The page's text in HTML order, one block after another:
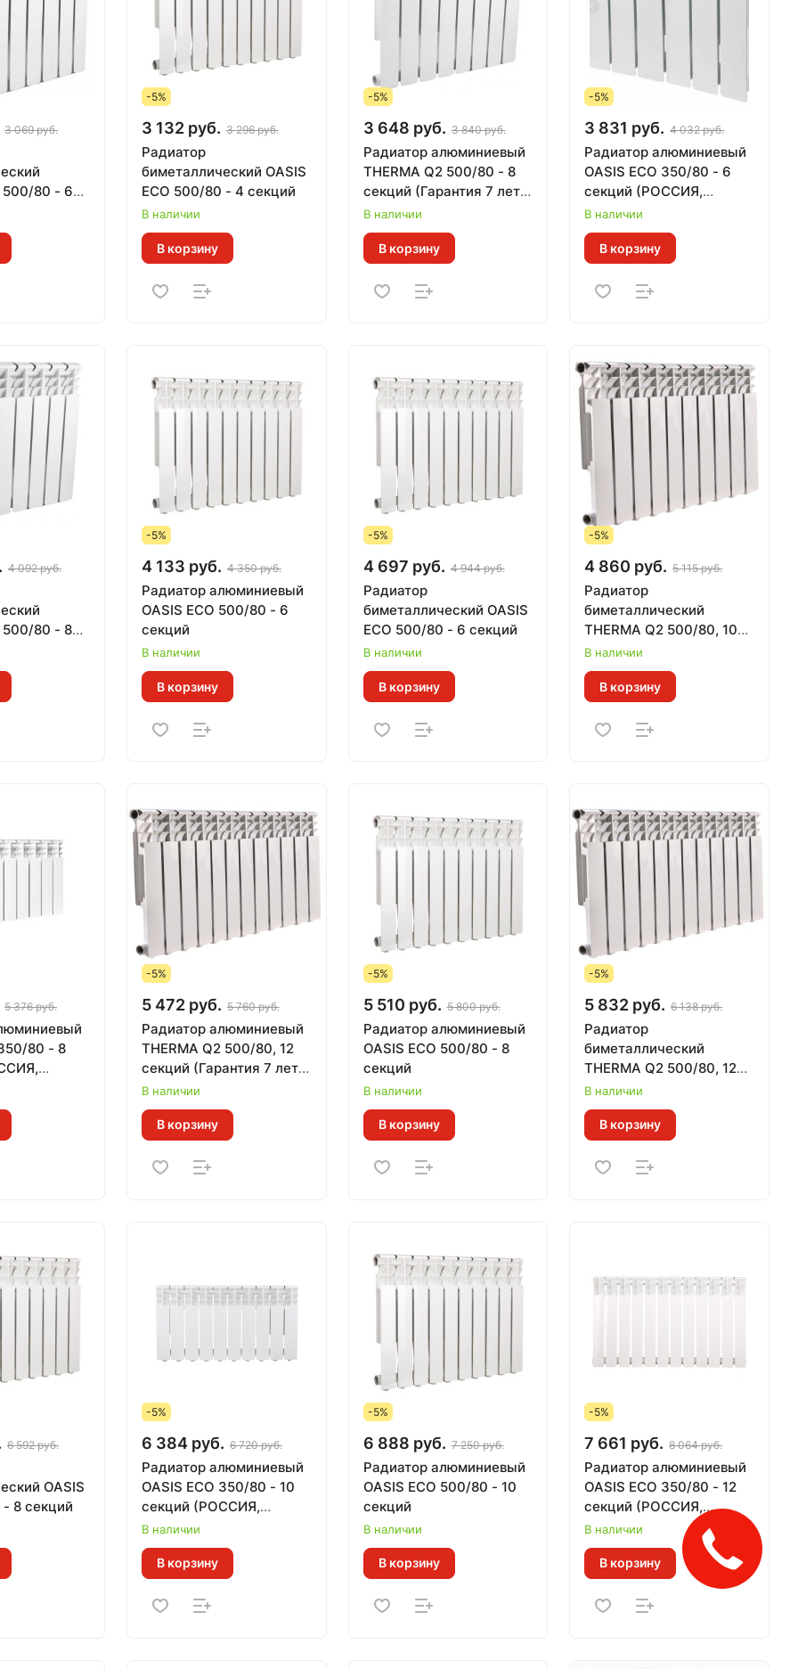
3 069 руб.
80 - 6
15
кВт за 1
-5%
3 132 руб. 3 296 руб.
Радиатор
биметаллический OASIS
ECO 500/80 - 4 секций
В наличии
В корзину
-5%
3 648 руб. 3 840 руб.
Радиатор алюминиевый
THERMA Q2 500/80 - 8
секций (Гарантия 7 лет,
Тепл. 0,131 кВт за 1 секц)
В наличии
В корзину
-5%
3 831 руб. 4 032 руб.
Радиатор алюминиевый
OASIS ECO 350/80 - 6
секций (РОССИЯ,
Гарантия 10 лет, 0,110
кВт/секц)
В наличии
В корзину
4 092 руб.
500/80 - 8
15 лет,
за 1
-5%
4 133 руб. 4 350 руб.
Радиатор алюминиевый
OASIS ECO 500/80 - 6
секций
В наличии
В корзину
-5%
4 697 руб. 4 944 руб.
Радиатор
биметаллический OASIS
ECO 500/80 - 6 секций
В наличии
В корзину
-5%
4 860 руб. 5 115 руб.
Радиатор
биметаллический
THERMA Q2 500/80, 10
секций (Гарантия 15 лет,
Теп. 0,133 кВт за 1 сек)
В наличии
В корзину
5 376 руб.
80 - 8
Тепл.
секц)
-5%
5 472 руб. 5 760 руб.
Радиатор алюминиевый
THERMA Q2 500/80, 12
секций (Гарантия 7 лет,
Теп. 0,131 кВт за 1 секц)
В наличии
В корзину
-5%
5 510 руб. 5 800 руб.
Радиатор алюминиевый
OASIS ECO 500/80 - 8
секций
В наличии
В корзину
-5%
5 832 руб. 6 138 руб.
Радиатор
биметаллический
THERMA Q2 500/80, 12
секций (Гарантия 15 лет,
Теп. 0,133 кВт за 1 секц)
В наличии
В корзину
6 592 руб.
OASIS
8 секций
-5%
6 384 руб. 6 720 руб.
Радиатор алюминиевый
OASIS ECO 350/80 - 10
секций (РОССИЯ,
гарантия 10 лет, Тепл.
0,110 кВт за 1 секц)
В наличии
В корзину
-5%
6 888 руб. 7 250 руб.
Радиатор алюминиевый
OASIS ECO 500/80 - 10
секций
В наличии
В корзину
-5%
7 661 руб. 8 064 руб.
Радиатор алюминиевый
OASIS ECO 350/80 - 12
секций (РОССИЯ,
гарантия 10 лет, Тепл.
0,110 кВт за 1 секц)
В наличии
В корзину
Закажите
звонок!